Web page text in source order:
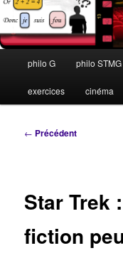
principal
philo G philo STMG
exercices cinéma
Navigation
← Précédent
Star Trek
fiction